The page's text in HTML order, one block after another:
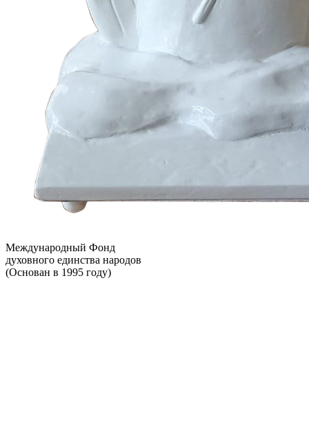
Международный Фонд
духовного единства народов
(Основан в 1995 году)